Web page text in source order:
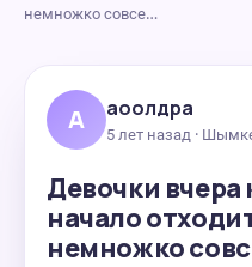
немножко совсе…
А аоолдра
5 лет назад ·
Девочки вчера
начало
немножко